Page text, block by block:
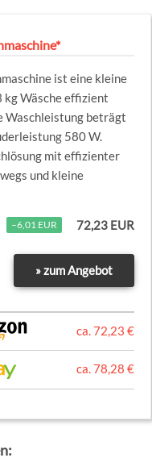
ist eine kleine
kg Wäsche effizient
Waschleistung beträgt
580 W.
mit effizienter
und kleine
−6,01 EUR 72,23 EUR
» zum Angebot
ca. 72,23 €
ca. 78,28 €